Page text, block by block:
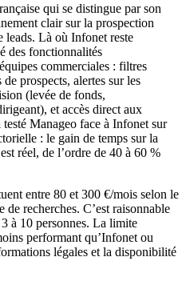
qui se distingue par son
clair sur la prospection
leads. Là où Infonet reste
des fonctionnalités
commerciales : filtres
prospects, alertes sur les
(levée de fonds,
et accès direct aux
Manageo face à Infonet sur
: le gain de temps sur la
réel, de l’ordre de 40 à 60 %
entre 80 et 300 €/mois selon le
recherches. C’est raisonnable
à 10 personnes. La limite
performant qu’Infonet ou
légales et la disponibilité